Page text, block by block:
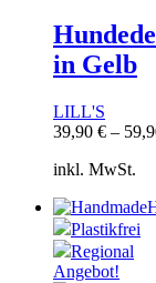
in Gelb
LILL'S
39,90 € –
inkl. MwSt.
Plastikfrei
Regional
Angebot!